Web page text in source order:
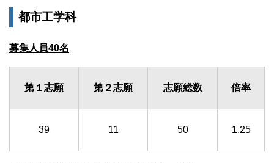
都市工学科
募集人員40名
第１志願 第２志願 志願総数 倍率
39 11 50 1.25